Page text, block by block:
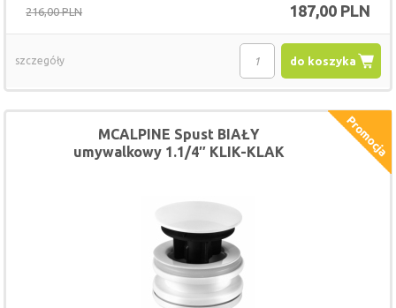
216,00 PLN 187,00 PLN
do koszyka
szczegóły
MCALPINE Spust BIAŁY
umywalkowy 1.1/4″ KLIK-KLAK